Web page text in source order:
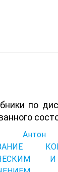
по
Антон